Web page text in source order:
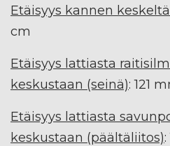
Etäisyys kannen
cm
Etäisyys lattiasta
keskustaan (seinä): 121
Etäisyys lattiasta
keskustaan (päältäliitos)